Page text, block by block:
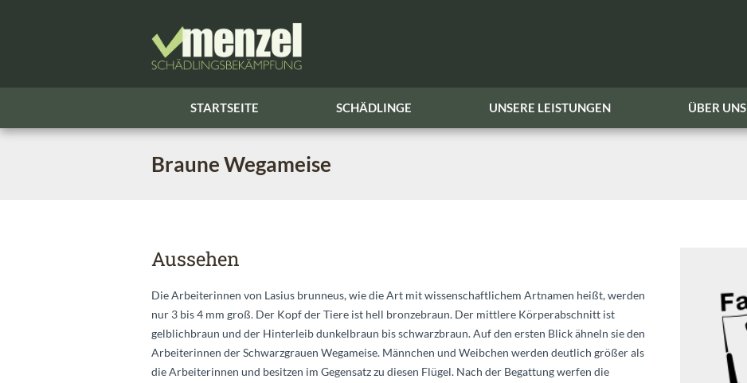
STARTSEITE SCHÄDLINGE UNSERE LEISTUNGEN ÜBER UNS
Braune Wegameise
Aussehen
Die Arbeiterinnen von Lasius brunneus, wie die Art mit wissenschaftlichem Artnamen heißt, werden
nur 3 bis 4 mm groß. Der Kopf der Tiere ist hell bronzebraun. Der mittlere Körperabschnitt ist
gelblichbraun und der Hinterleib dunkelbraun bis schwarzbraun. Auf den ersten Blick ähneln sie den
Arbeiterinnen der Schwarzgrauen Wegameise. Männchen und Weibchen werden deutlich größer als
die Arbeiterinnen und besitzen im Gegensatz zu diesen Flügel. Nach der Begattung werfen die